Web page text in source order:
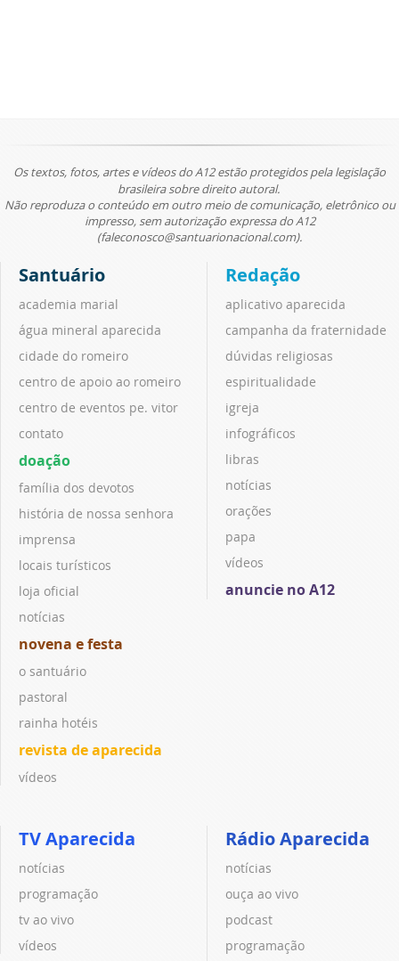
Os textos, fotos, artes e vídeos do A12 estão protegidos pela legislação
brasileira sobre direito autoral.
Não reproduza o conteúdo em outro meio de comunicação, eletrônico ou
impresso, sem autorização expressa do A12
(faleconosco@santuarionacional.com).
Santuário
academia marial
água mineral aparecida
cidade do romeiro
centro de apoio ao romeiro
centro de eventos pe. vitor
contato
doação
família dos devotos
história de nossa senhora
imprensa
locais turísticos
loja oficial
notícias
novena e festa
o santuário
pastoral
rainha hotéis
revista de aparecida
vídeos
Redação
aplicativo aparecida
campanha da fraternidade
dúvidas religiosas
espiritualidade
igreja
infográficos
libras
notícias
orações
papa
vídeos
anuncie no A12
TV Aparecida
notícias
programação
tv ao vivo
vídeos
Rádio Aparecida
notícias
ouça ao vivo
podcast
programação